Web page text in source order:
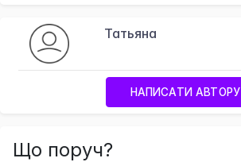
Татьяна
НАПИСАТИ АВТОРУ
Що поруч?